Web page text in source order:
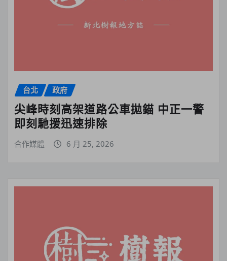
台北 政府
尖峰時刻高架道路公車拋錨 中正一警
即刻馳援迅速排除
合作媒體 6 月 25, 2026